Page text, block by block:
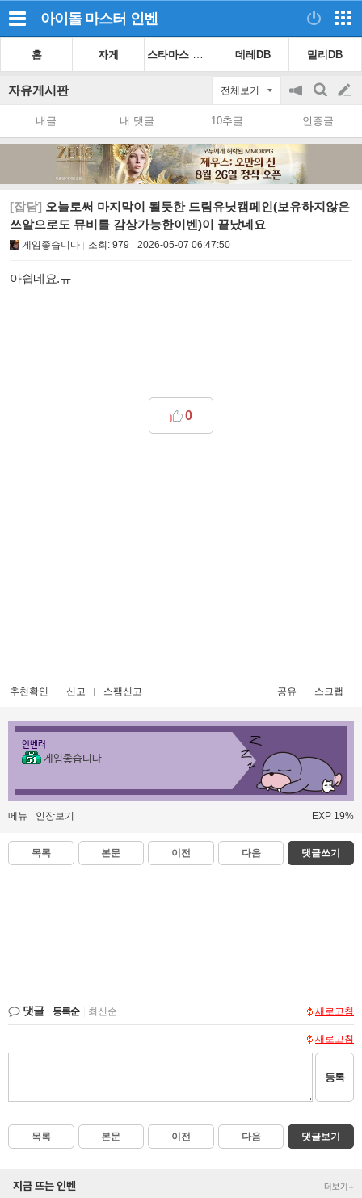
아이돌 마스터 인벤
홈 자게 데레DB 밀리DB
자유게시판 전체보기
공
on/off
검
색
글
쓰
내글 내 댓글 10추글 인증글
[잡담] 오늘로써 마지막이 될듯한 드림유닛캠페인(보유하지않은
쓰알으로도 뮤비를 감상가능한이벤)이 끝났네요
게임좋습니다 조회: 979 2026-05-07 06:47:50
아쉽네요.ㅠ
0
추천확인 신고 스팸신고 공유 스크랩
인벤러
게임좋습니다
메뉴 인장보기 EXP 19%
목록 본문 이전 다음 댓글쓰기
댓글 등록순 최신순 새로고침
새로고침
등록
목록 본문 이전 다음 댓글보기
지금 뜨는 인벤 더보기+